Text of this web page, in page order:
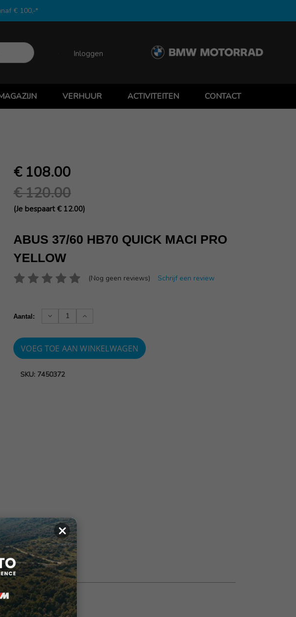
€ 100,-*
Inloggen
VERHUUR ACTIVITEITEN CONTACT
€ 108.00
€ 120.00
(Je bespaart € 12.00)
ABUS 37/60 HB70 QUICK MACI PRO
YELLOW
(Nog geen reviews) Schrijf een review
voorraad:
Aantal:
Verhoog
Verlaag
SKU: 7450372
×